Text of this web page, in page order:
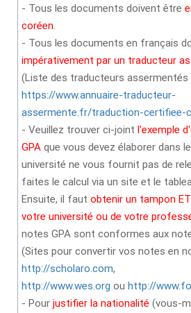
- Tous les documents doivent être
coréen
- Tous les documents en français
impérativement par un traducteur
(Liste des traducteurs assermentés
https://www.annuaire-traducteur-
assermente.fr/traduction-certifiee-
- Veuillez trouver ci-joint l'exemple
GPA que vous devez élaborer dans
université ne vous fournit pas de
faites le calcul via un site et le
Ensuite, il faut obtenir un tampon
votre université ou de votre
notes GPA sont conformes aux
(Sites pour convertir vos notes en
http://scholaro.com,
http://www.wes.org ou http://
- Pour justifier la nationalité (vous-